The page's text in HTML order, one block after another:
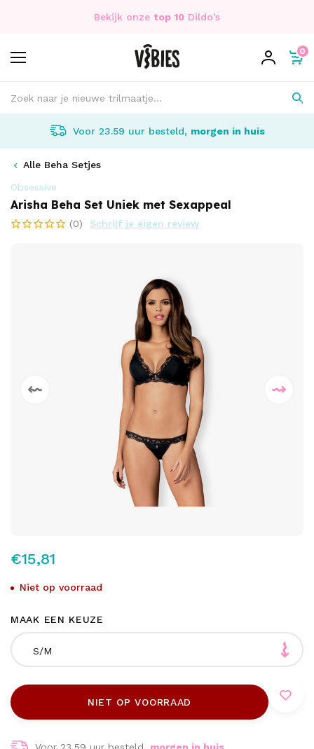
Bekijk onze top 10 Dildo's
0
Voor 23.59 uur besteld, morgen in huis
Alle Beha Setjes
Obsessive
Arisha Beha Set Uniek met Sexappeal
(0) Schrijf je eigen review
€15,81
Niet op voorraad
MAAK EEN KEUZE
S/M
NIET OP VOORRAAD